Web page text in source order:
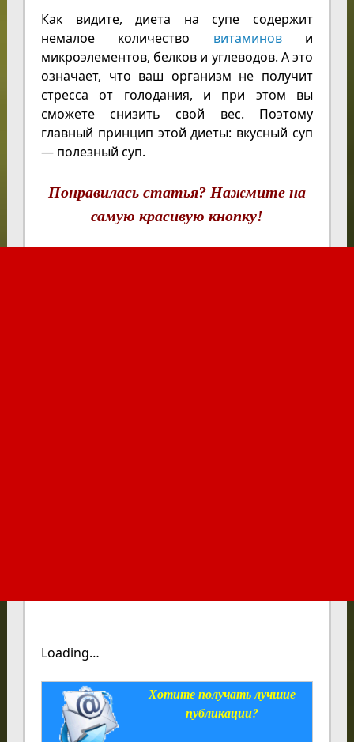
Как видите, диета на супе содержит
немалое количество витаминови
микроэлементов, белков и углеводов. А это
означает, что ваш организм не получит
стресса от голодания, и при этом вы
сможете снизить свой вес. Поэтому
главный принцип этой диеты: вкусный суп
— полезный суп.
Понравилась статья? Нажмите на
самую красивую кнопку!
Loading…
Хотите получать лучшие
публикации?